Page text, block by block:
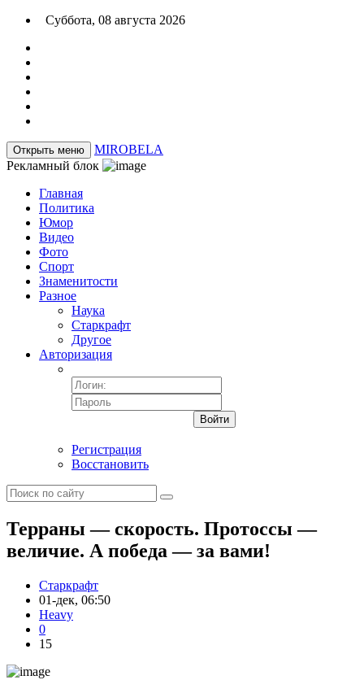
Суббота, 08 августа 2026
Открыть меню MIROBELA
Рекламный блок
Главная
Политика
Юмор
Видео
Фото
Спорт
Знаменитости
Разное
Наука
Старкрафт
Другое
Авторизация
Войти
Регистрация
Восстановить
Терраны — скорость. Протоссы —
величие. А победа — за вами!
Старкрафт
01-дек, 06:50
Heavy
0
15